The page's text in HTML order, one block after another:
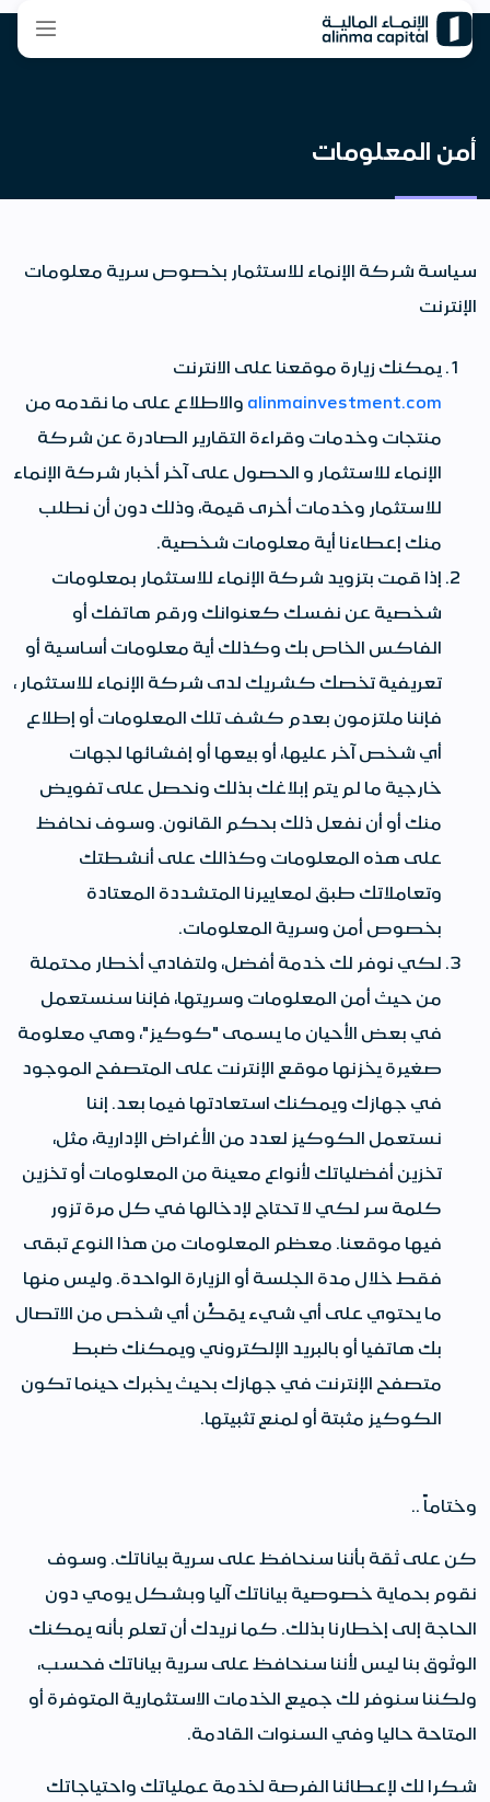
أمن المعلومات
سياسة شركة الإنماء للاستثمار بخصوص سرية معلومات
الإنترنت
يمكنك زيارة موقعنا على الانترنت
alinmainvestment.com والاطلاع على ما نقدمه من
منتجات وخدمات وقراءة التقارير الصادرة عن شركة
الإنماء للاستثمار و الحصول على آخر أخبار شركة الإنماء
للاستثمار وخدمات أخرى قيمة، وذلك دون أن نطلب
منك إعطاءنا أية معلومات شخصية.
إذا قمت بتزويد شركة الإنماء للاستثمار بمعلومات
شخصية عن نفسك كعنوانك ورقم هاتفك أو
الفاكس الخاص بك وكذلك أية معلومات أساسية أو
تعريفية تخصك كشريك لدى شركة الإنماء للاستثمار ،
فإننا ملتزمون بعدم كشف تلك المعلومات أو إطلاع
أي شخص آخر عليها، أو بيعها أو إفشائها لجهات
خارجية ما لم يتم إبلاغك بذلك ونحصل على تفويض
منك أو أن نفعل ذلك بحكم القانون. وسوف نحافظ
على هذه المعلومات وكذالك على أنشطتك
وتعاملاتك طبق لمعاييرنا المتشددة المعتادة
بخصوص أمن وسرية المعلومات.
لكي نوفر لك خدمة أفضل، ولتفادي أخطار محتملة
من حيث أمن المعلومات وسريتها، فإننا سنستعمل
في بعض الأحيان ما يسمى "كوكيز"، وهي معلومة
صغيرة يخزنها موقع الإنترنت على المتصفح الموجود
في جهازك ويمكنك استعادتها فيما بعد. إننا
نستعمل الكوكيز لعدد من الأغراض الإدارية، مثل،
تخزين أفضلياتك لأنواع معينة من المعلومات أو تخزين
كلمة سر لكي لا تحتاج لإدخالها في كل مرة تزور
فيها موقعنا. معظم المعلومات من هذا النوع تبقى
فقط خلال مدة الجلسة أو الزيارة الواحدة. وليس منها
ما يحتوي على أي شيء يمَكِّن أي شخص من الاتصال
بك هاتفيا أو بالبريد الإلكتروني ويمكنك ضبط
متصفح الإنترنت في جهازك بحيث يخبرك حينما تكون
الكوكيز مثبتة أو لمنع تثبيتها.
وختاماً ..
كن على ثقة بأننا سنحافظ على سرية بياناتك. وسوف
نقوم بحماية خصوصية بياناتك آليا وبشكل يومي دون
الحاجة إلى إخطارنا بذلك. كما نريدك أن تعلم بأنه يمكنك
الوثوق بنا ليس لأننا سنحافظ على سرية بياناتك فحسب،
ولكننا سنوفر لك جميع الخدمات الاستثمارية المتوفرة أو
المتاحة حاليا وفي السنوات القادمة.
شكرا لك لإعطائنا الفرصة لخدمة عملياتك واحتياجاتك